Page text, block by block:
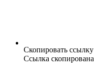
Скопировать ссылку
Ссылка скопирована